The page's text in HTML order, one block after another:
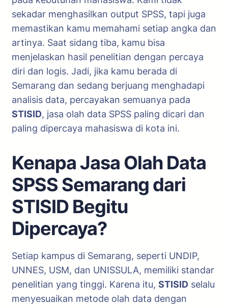
sekadar menghasilkan output SPSS, tapi juga
memastikan kamu memahami setiap angka dan
artinya. Saat sidang tiba, kamu bisa
menjelaskan hasil penelitian dengan percaya
diri dan logis. Jadi, jika kamu berada di
Semarang dan sedang berjuang menghadapi
analisis data, percayakan semuanya pada
STISID, jasa olah data SPSS paling dicari dan
paling dipercaya mahasiswa di kota ini.
Kenapa Jasa Olah Data
SPSS Semarang dari
STISID Begitu
Dipercaya?
Setiap kampus di Semarang, seperti UNDIP,
UNNES, USM, dan UNISSULA, memiliki standar
penelitian yang tinggi. Karena itu, STISID selalu
menyesuaikan metode olah data dengan